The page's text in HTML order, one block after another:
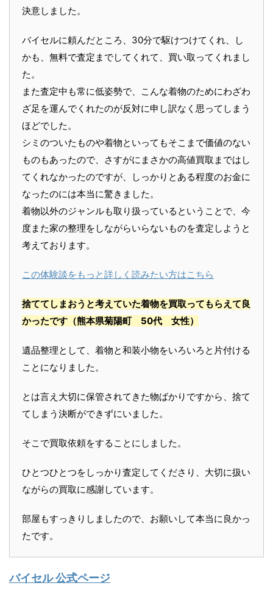
決意しました。
バイセルに頼んだところ、30分で駆けつけてくれ、し
かも、無料で査定までしてくれて、買い取ってくれまし
た。
また査定中も常に低姿勢で、こんな着物のためにわざわ
ざ足を運んでくれたのが反対に申し訳なく思ってしまう
ほどでした。
シミのついたものや着物といってもそこまで価値のない
ものもあったので、さすがにまさかの高値買取まではし
てくれなかったのですが、しっかりとある程度のお金に
なったのには本当に驚きました。
着物以外のジャンルも取り扱っているということで、今
度また家の整理をしながらいらないものを査定しようと
考えております。
この体験談をもっと詳しく読みたい方はこちら
捨ててしまおうと考えていた着物を買取ってもらえて良
かったです （熊本県菊陽町 50代 女性）
遺品整理として、着物と和装小物をいろいろと片付ける
ことになりました。
とは言え大切に保管されてきた物ばかりですから、捨て
てしまう決断ができずにいました。
そこで買取依頼をすることにしました。
ひとつひとつをしっかり査定してくださり、大切に扱い
ながらの買取に感謝しています。
部屋もすっきりしましたので、お願いして本当に良かっ
たです。
バイセル 公式ページ